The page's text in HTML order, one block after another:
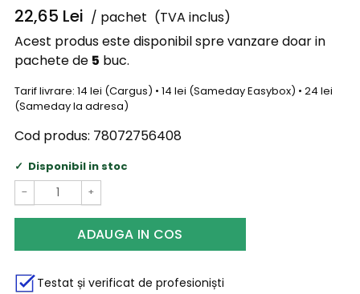
22,65 Lei / pachet (TVA inclus)
Acest produs este disponibil spre vanzare doar in
pachete de 5 buc.
Tarif livrare: 14 lei (Cargus) • 14 lei (Sameday Easybox) • 24 lei
(Sameday la adresa)
Cod produs: 78072756408
Disponibil in stoc
− +
ADAUGA IN COS
Testat și verificat de profesioniști